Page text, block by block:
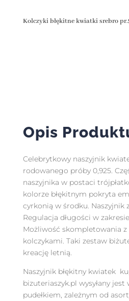
Kolczyki błękitne kwiatki srebro
Opis
Celebrytkowy naszyjnik
rodowanego próby 0,925.
naszyjnika w postaci
kolorze błękitnym pokryta
cyrkonią w środku. Naszyjnik
Regulacja długości w
Możliwość skompletowania z
kolczykami. Taki zestaw
kreację letnią.
Naszyjnik błękitny kwiatek
bizuteriaszyk.pl wysyłany jest
pudełkiem, zależnym od